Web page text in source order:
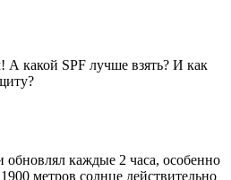
А какой SPF лучше взять? И как
каждые 2 часа, особенно
метров солнце действительно